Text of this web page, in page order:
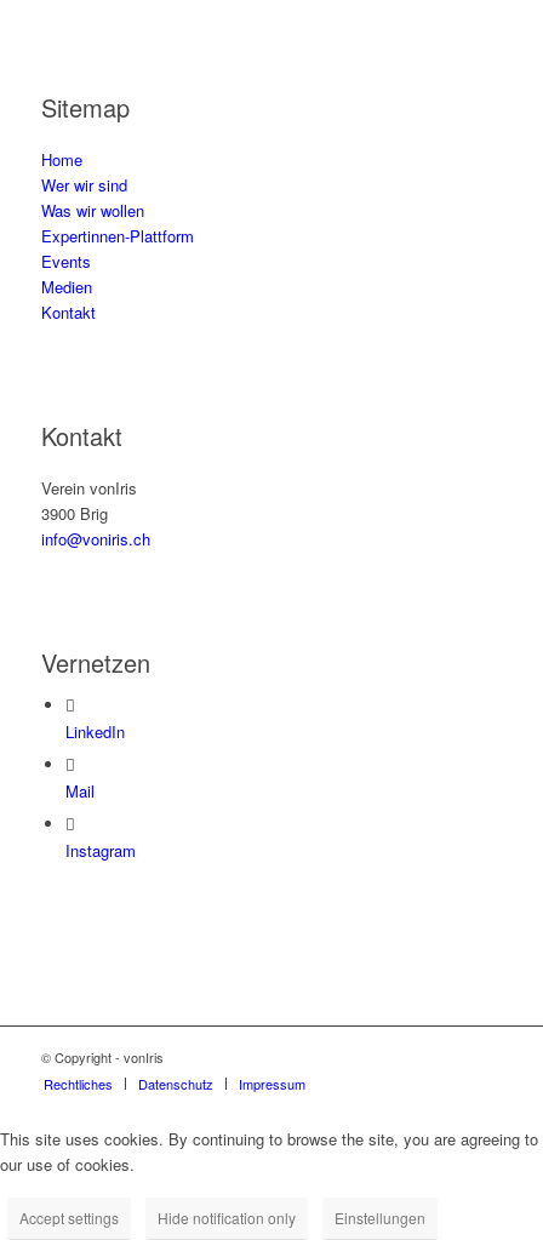
Sitemap
Home
Wer wir sind
Was wir wollen
Expertinnen-Plattform
Events
Medien
Kontakt
Kontakt
Verein vonIris
3900 Brig
info@voniris.ch
Vernetzen
LinkedIn
Mail
Instagram
© Copyright - vonIris
Rechtliches
Datenschutz Impressum
This site uses cookies. By continuing to browse the site, you are agreeing to
our use of cookies.
Accept settings Hide notification only Einstellungen